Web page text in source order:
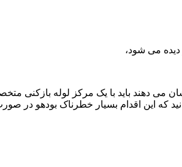
دیده می شود،
می دهند باید با یک مرکز لوله بازکنی
که این اقدام بسیار خطرناک بودهو در